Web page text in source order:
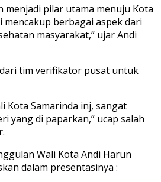
menjadi pilar utama menuju Kota
berbagai aspek dari
masyarakat,” ujar Andi
tim verifikator pusat untuk
Kota Samarinda inj, sangat
yang di paparkan,” ucap salah
Wali Kota Andi Harun
dalam presentasinya :